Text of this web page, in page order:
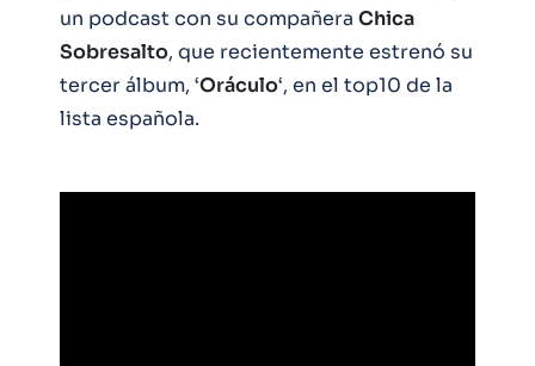
un podcast con su compañera Chica
Sobresalto, que recientemente estrenó su
tercer álbum, ‘Oráculo‘, en el top10 de la
lista española.